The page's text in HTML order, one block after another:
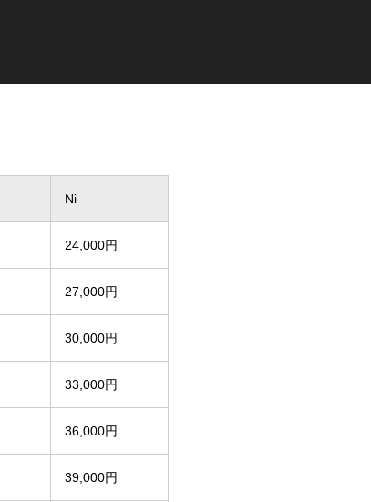
Ni
24,000円
27,000円
30,000円
33,000円
36,000円
39,000円